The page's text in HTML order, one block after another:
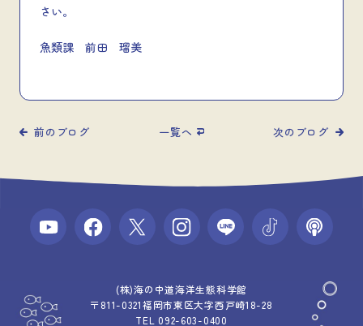
さい。
魚類課 前田 瑠美
前のブログ 一覧へ 次のブログ
(株)海の中道海洋生態科学館
〒811-0321福岡市東区大字西戸崎18-28
TEL 092-603-0400